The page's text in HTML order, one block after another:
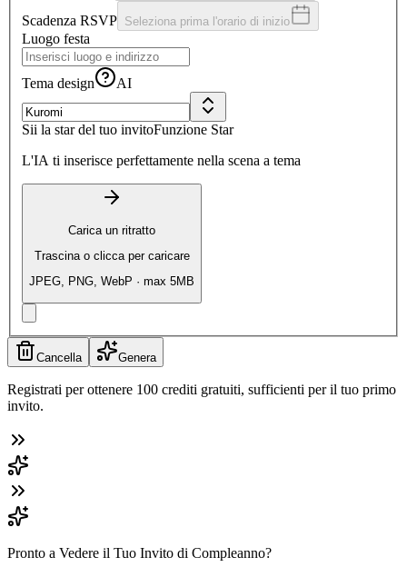
Scadenza RSVP Seleziona prima l'orario di inizio
Luogo festa
Tema design AI
Sii la star del tuo invitoFunzione Star
L'IA ti inserisce perfettamente nella scena a tema
Carica un ritratto
Trascina o clicca per caricare
JPEG, PNG, WebP · max 5MB
Cancella Genera
Registrati per ottenere 100 crediti gratuiti, sufficienti per il tuo primo
invito.
Pronto a Vedere il Tuo Invito di Compleanno?